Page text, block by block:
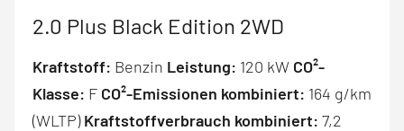
2.0 Plus Black Edition 2WD
Kraftstoff: Benzin Leistung: 120 kW CO²-
Klasse: F CO²-Emissionen kombiniert: 164 g/km
(WLTP)Kraftstoffverbrauch kombiniert: 7,2